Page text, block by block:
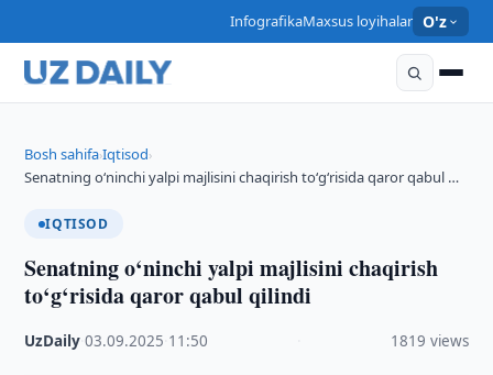
InfografikaMaxsus loyihalar O'z
Bosh sahifa›Iqtisod›
Senatning o‘ninchi yalpi majlisini chaqirish to‘g‘risida qaror qabul …
IQTISOD
Senatning o‘ninchi yalpi majlisini chaqirish
to‘g‘risida qaror qabul qilindi
UzDaily ·03.09.2025 11:50 1819 views